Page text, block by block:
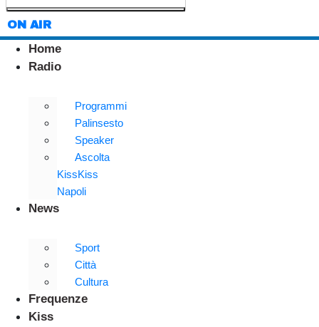
ON AIR
Home
Radio
Programmi
Palinsesto
Speaker
Ascolta
KissKiss
Napoli
News
Sport
Città
Cultura
Frequenze
Kiss